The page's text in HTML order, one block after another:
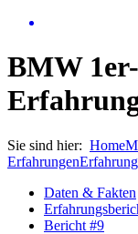
BMW
Sie sind hier: Home
Erfahrungen
Daten & Fakten
Bericht #9